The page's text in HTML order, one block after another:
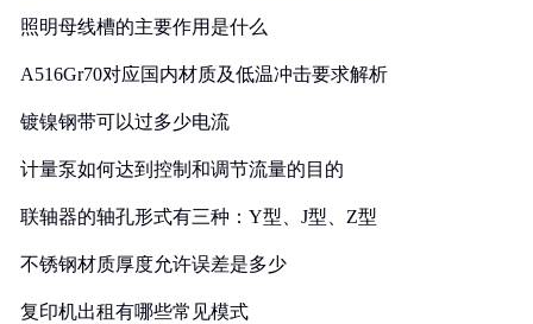
照明母线槽的主要作用是什么
A516Gr70对应国内材质及低温冲击要求解析
镀镍钢带可以过多少电流
计量泵如何达到控制和调节流量的目的
联轴器的轴孔形式有三种：Y型、J型、Z型
不锈钢材质厚度允许误差是多少
复印机出租有哪些常见模式